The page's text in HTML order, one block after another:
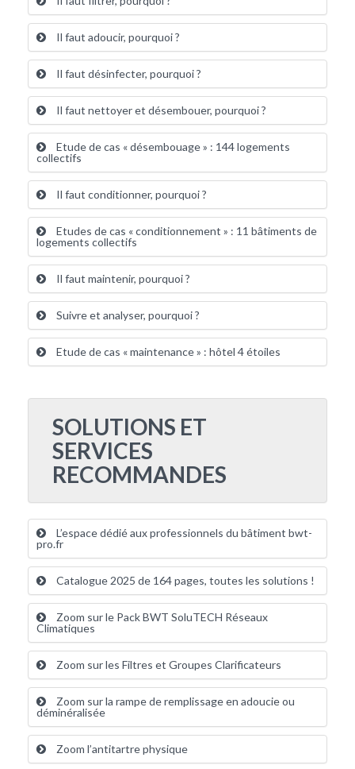
Il faut adoucir, pourquoi ?
Il faut désinfecter, pourquoi ?
Il faut nettoyer et désembouer, pourquoi ?
Etude de cas « désembouage » : 144 logements
collectifs
Il faut conditionner, pourquoi ?
Etudes de cas « conditionnement » : 11 bâtiments de
logements collectifs
Il faut maintenir, pourquoi ?
Suivre et analyser, pourquoi ?
Etude de cas « maintenance » : hôtel 4 étoiles
SOLUTIONS ET
SERVICES
RECOMMANDES
L’espace dédié aux professionnels du bâtiment bwt-
pro.fr
Catalogue 2025 de 164 pages, toutes les solutions !
Zoom sur le Pack BWT SoluTECH Réseaux
Climatiques
Zoom sur les Filtres et Groupes Clarificateurs
Zoom sur la rampe de remplissage en adoucie ou
déminéralisée
Zoom l’antitartre physique